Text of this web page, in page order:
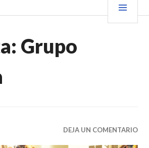
NOTICIAS
Grupo
DEJA UN COMENTARIO